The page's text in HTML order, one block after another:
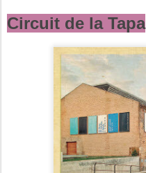
Circuit de la Tapa